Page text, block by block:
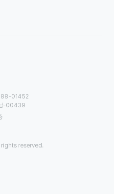
88-01452
남-00439
rights reserved.